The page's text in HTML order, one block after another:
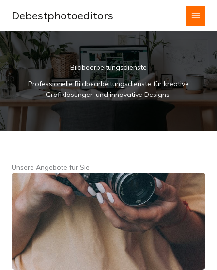
InhaltDebestphotoeditors
Bildbearbeitungsdienste
Professionelle Bildbearbeitungsdienste für kreative
Grafiklösungen und innovative Designs.
Unsere Angebote für Sie